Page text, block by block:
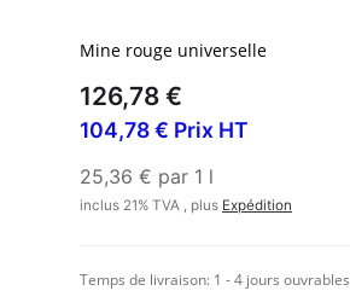
Mine rouge universelle
126,78 €
104,78 € Prix HT
25,36 € par 1 l
inclus 21% TVA , plus Expédition
Temps de livraison: 1 - 4 jours ouvrables